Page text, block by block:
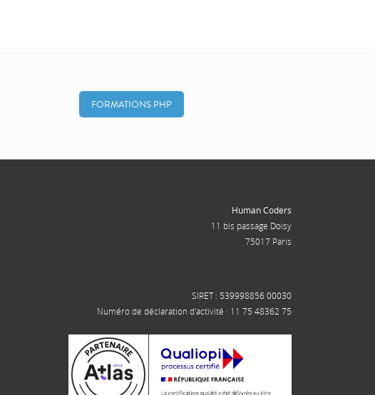
FORMATIONS PHP
Human Coders
11 bis passage Doisy
75017 Paris
SIRET : 539998856 00030
Numéro de déclaration d'activité : 11 75 48362 75